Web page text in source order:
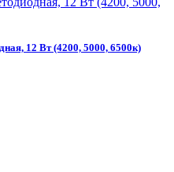
12 Вт (4200, 5000, 6500к)